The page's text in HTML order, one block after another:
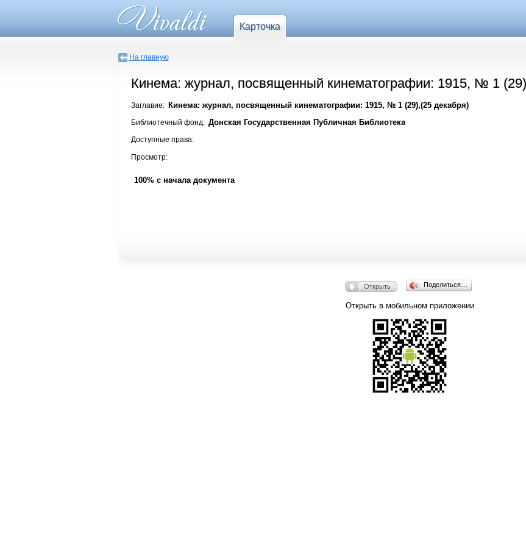
Карточка
На главную
Кинема: журнал, посвященный кинематографии: 1915, № 1
Заглавие: Кинема: журнал, посвященный кинематографии: 1915, № 1 (29),(25 декабря)
Библиотечный фонд: Донская Государственная Публичная Библиотека
Доступные права:
Просмотр:
100% с начала документа
Открыть Поделиться…
Открыть в мобильном приложении